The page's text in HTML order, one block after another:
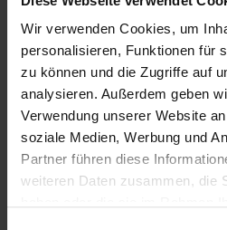
Wir verwenden Cookies, um
personalisieren, Funktionen für
zu können und die Zugriffe auf
analysieren. Außerdem geben
Verwendung unserer Website
soziale Medien, Werbung und
Partner führen diese
weiteren Daten zusammen, die
Chevron, col.04
98,00 €